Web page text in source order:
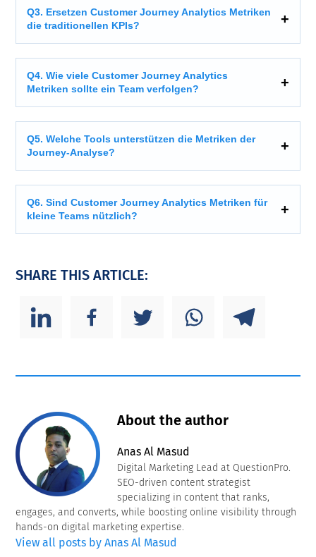
Q3. Ersetzen Customer Journey Analytics Metriken
die traditionellen KPIs?
Q4. Wie viele Customer Journey Analytics
Metriken sollte ein Team verfolgen?
Q5. Welche Tools unterstützen die Metriken der
Journey-Analyse?
Q6. Sind Customer Journey Analytics Metriken für
kleine Teams nützlich?
SHARE THIS ARTICLE:
About the author
Anas Al Masud
Digital Marketing Lead at QuestionPro.
SEO-driven content strategist
specializing in content that ranks,
engages, and converts, while boosting online visibility through
hands-on digital marketing expertise.
View all posts by Anas Al Masud